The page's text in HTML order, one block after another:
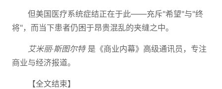
但美国医疗系统症结正在于此——充斥"希望"与"终
将"，而当下患者仍困于昂贵混乱的夹缝之中。
艾米丽·斯图尔特是《商业内幕》高级通讯员，专注
商业与经济报道。
【全文结束】